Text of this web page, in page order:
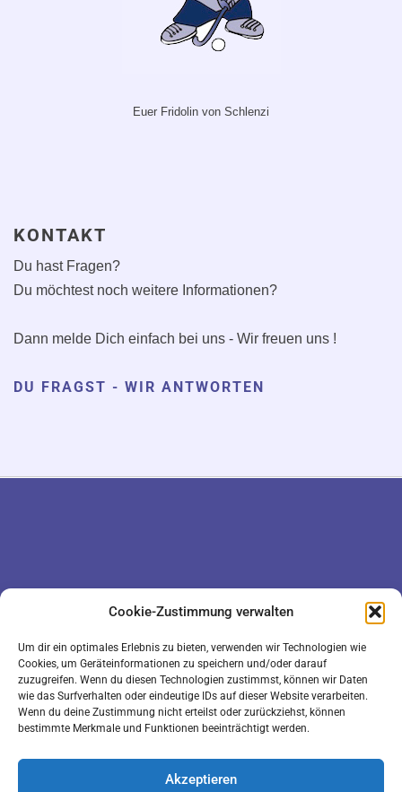
Cookie-Zustimmung verwalten
Um dir ein optimales Erlebnis zu bieten, verwenden wir Technologien wie
Cookies, um Geräteinformationen zu speichern und/oder darauf
zuzugreifen. Wenn du diesen Technologien zustimmst, können wir Daten
wie das Surfverhalten oder eindeutige IDs auf dieser Website verarbeiten.
Wenn du deine Zustimmung nicht erteilst oder zurückziehst, können
bestimmte Merkmale und Funktionen beeinträchtigt werden.
Akzeptieren
Euer Fridolin von Schlenzi
KONTAKT
Du hast Fragen?
Du möchtest noch weitere Informationen?
Dann melde Dich einfach bei uns - Wir freuen uns !
DU FRAGST - WIR ANTWORTEN
IMPRESSUM
COOKIE-RICHTLINIE (EU)